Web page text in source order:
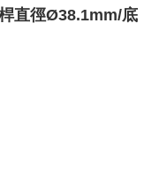
直徑Ø38.1mm/底